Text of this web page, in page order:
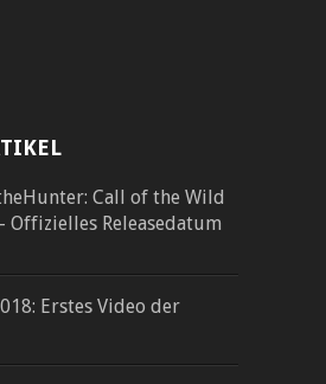
Call of the Wild
Offizielles Releasedatum
Erstes Video der